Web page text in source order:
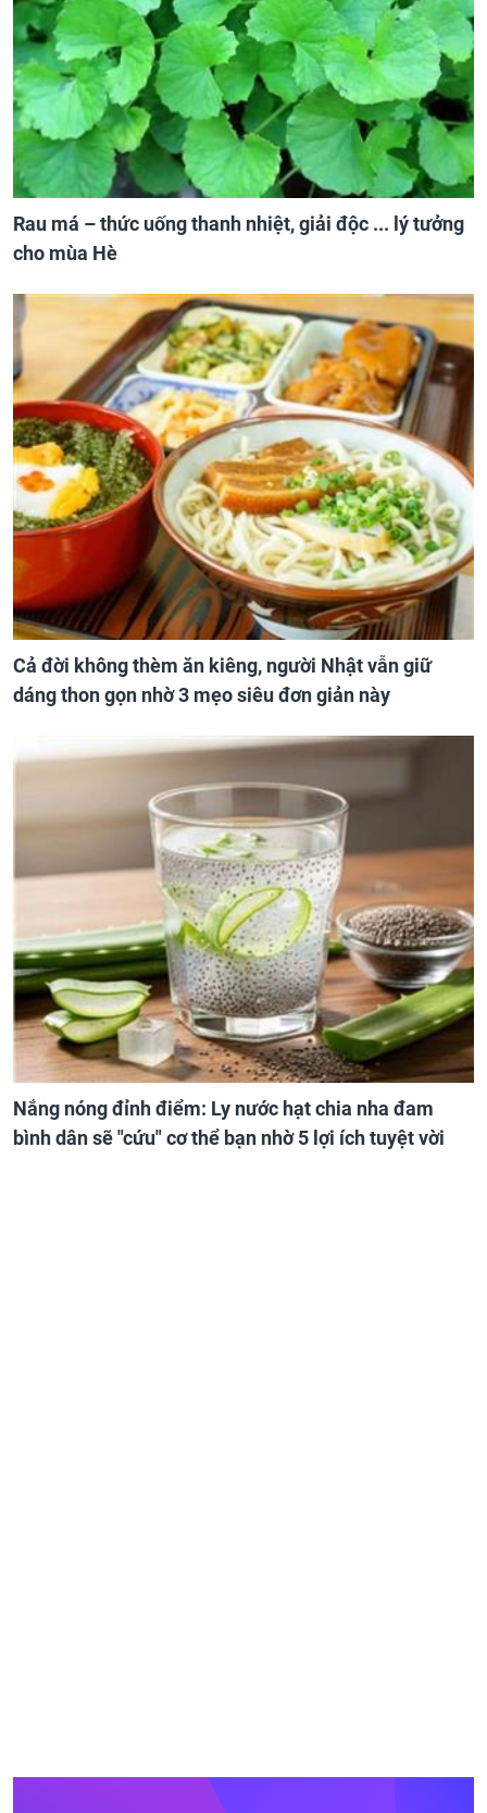
Rau má – thức uống thanh nhiệt, giải độc ... lý tưởng
cho mùa Hè
Cả đời không thèm ăn kiêng, người Nhật vẫn giữ
dáng thon gọn nhờ 3 mẹo siêu đơn giản này
Nắng nóng đỉnh điểm: Ly nước hạt chia nha đam
bình dân sẽ "cứu" cơ thể bạn nhờ 5 lợi ích tuyệt vời